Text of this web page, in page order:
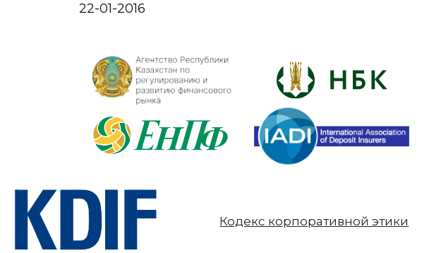
22-01-2016
Кодекс корпоративной этики